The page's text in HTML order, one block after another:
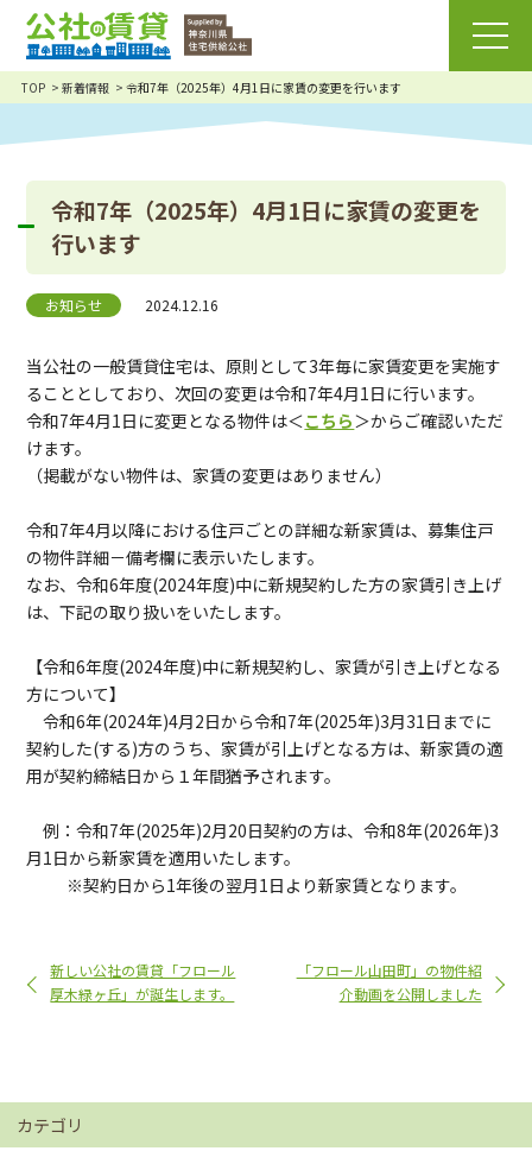
TOP 新着情報 令和7年（2025年）4月1日に家賃の変更を行います
令和7年（2025年）4月1日に家賃の変更を
行います
お知らせ 2024.12.16
当公社の一般賃貸住宅は、原則として3年毎に家賃変更を実施す
ることとしており、次回の変更は令和7年4月1日に行います。
令和7年4月1日に変更となる物件は＜こちら＞からご確認いただ
けます。
（掲載がない物件は、家賃の変更はありません）
令和7年4月以降における住戸ごとの詳細な新家賃は、募集住戸
の物件詳細－備考欄に表示いたします。
なお、令和6年度(2024年度)中に新規契約した方の家賃引き上げ
は、下記の取り扱いをいたします。
【令和6年度(2024年度)中に新規契約し、家賃が引き上げとなる
方について】
令和6年(2024年)4月2日から令和7年(2025年)3月31日までに
契約した(する)方のうち、家賃が引上げとなる方は、新家賃の適
用が契約締結日から１年間猶予されます。
例：令和7年(2025年)2月20日契約の方は、令和8年(2026年)3
月1日から新家賃を適用いたします。
※契約日から1年後の翌月1日より新家賃となります。
新しい公社の賃貸「フロール
厚木緑ヶ丘」が誕生します。
「フロール山田町」の物件紹
介動画を公開しました
カテゴリ